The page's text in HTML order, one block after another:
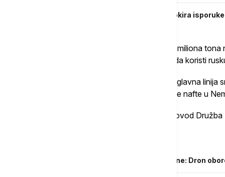
Sijarto: Ukrajina iz političkih razloga blokira
ExPro je naveo da je Slovačka primila 4,9 miliona
miliona tona. Češka Republika je prestala da koristi
Severni krak gasovoda, koji je nekada bio glavna
svog kapaciteta za transport kazahstanske nafte u
Ukrajina je odavno planirala da koristi naftovod
RAT U UKRAJINI Rumunija podigla avione: Dron